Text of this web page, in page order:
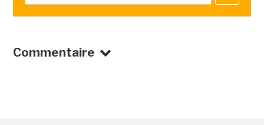
Commentaire